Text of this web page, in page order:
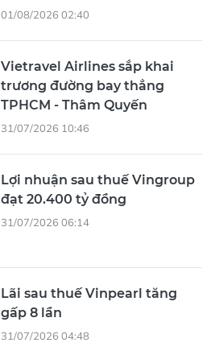
01/08/2026 02:40
Vietravel Airlines sắp khai
trương đường bay thẳng
TPHCM - Thâm Quyến
31/07/2026 10:46
Lợi nhuận sau thuế Vingroup
đạt 20.400 tỷ đồng
31/07/2026 06:14
Lãi sau thuế Vinpearl tăng
gấp 8 lần
31/07/2026 04:48